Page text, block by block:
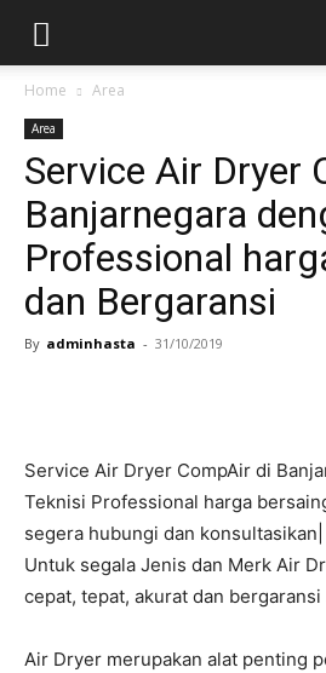
Home Area
Area
Service Air Dryer
Banjarnegara
Professional
dan Bergaransi
By adminhasta - 31/10/2019
Service Air Dryer CompAir di
Teknisi Professional harga
segera hubungi dan
Untuk segala Jenis dan Merk Air
cepat, tepat, akurat dan bergaransi
Air Dryer merupakan alat penting